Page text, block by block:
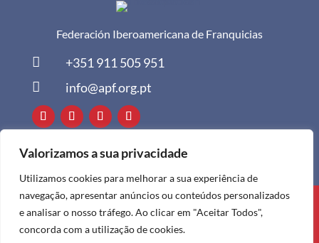
Valorizamos a sua privacidade
Utilizamos cookies para melhorar a sua experiência de
navegação, apresentar anúncios ou conteúdos personalizados
e analisar o nosso tráfego. Ao clicar em "Aceitar Todos",
concorda com a utilização de cookies.
Federación Iberoamericana de Franquicias
 +351 911 505 951
 info@apf.org.pt
Todos os direitos reservados à APF ©
2024